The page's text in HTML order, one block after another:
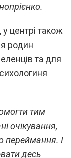
у центрі також
родин
та для
тим
очікування,
переймання. І
десь